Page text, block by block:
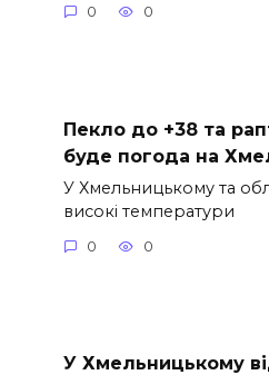
0 0
Пекло до +38 та
буде погода на
У Хмельницькому та
високі температури
0 0
У Хмельницькому